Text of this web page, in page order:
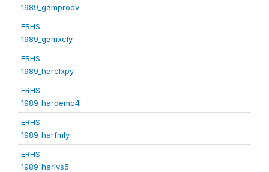
1989_gamprodv
ERHS
1989_gamxcly
ERHS
1989_harclxpy
ERHS
1989_hardemo4
ERHS
1989_harfmly
ERHS
1989_harlvs5